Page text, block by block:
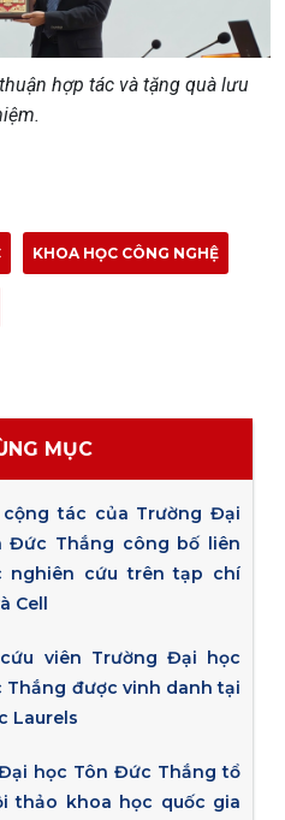
hợp tác và tặng quà lưu
KHOA HỌC CÔNG NGHỆ
MỤC
cộng tác của Trường Đại
Đức Thắng công bố liên
nghiên cứu trên tạp chí
Cell
viên Trường Đại học
Thắng được vinh danh tại
Laurels
học Tôn Đức Thắng tổ
thảo khoa học quốc gia